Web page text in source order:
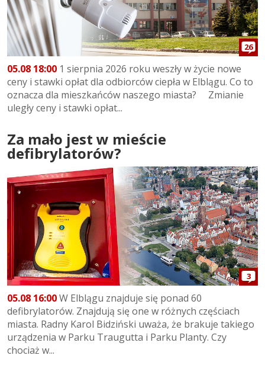
26
05.08 18:00 1 sierpnia 2026 roku weszły w życie nowe
ceny i stawki opłat dla odbiorców ciepła w Elblągu. Co to
oznacza dla mieszkańców naszego miasta? Zmianie
uległy ceny i stawki opłat...
Za mało jest w mieście
defibrylatorów?
3
05.08 16:00W Elblągu znajduje się ponad 60
defibrylatorów. Znajdują się one w różnych częściach
miasta. Radny Karol Bidziński uważa, że brakuje takiego
urządzenia w Parku Traugutta i Parku Planty. Czy
chociaż w...